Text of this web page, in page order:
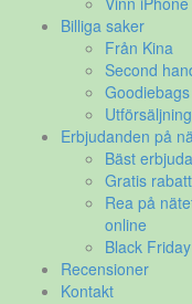
Billiga saker
Från Kina
Second
Erbjudanden på
Bäst
Gratis
Rea på
online
Black
Recensioner
Kontakt